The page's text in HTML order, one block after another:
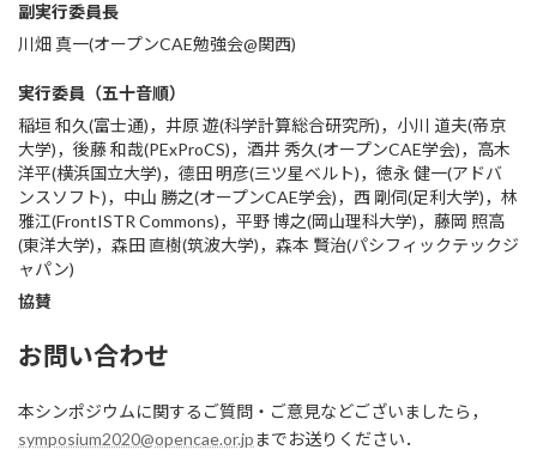
副実行委員長
川畑 真一(オープンCAE勉強会@関西)
実行委員（五十音順）
稲垣 和久(富士通)，井原 遊(科学計算総合研究所)，小川 道夫(帝京
大学)，後藤 和哉(PExProCS)，酒井 秀久(オープンCAE学会)，高木
洋平(横浜国立大学)，德田 明彦(三ツ星ベルト)，徳永 健一(アドバ
ンスソフト)，中山 勝之(オープンCAE学会)，西 剛伺(足利大学)，林
雅江(FrontISTR Commons)，平野 博之(岡山理科大学)，藤岡 照高
(東洋大学)，森田 直樹(筑波大学)，森本 賢治(パシフィックテックジ
ャパン)
協賛
お問い合わせ
本シンポジウムに関するご質問・ご意見などございましたら，
symposium2020@opencae.or.jpまでお送りください．